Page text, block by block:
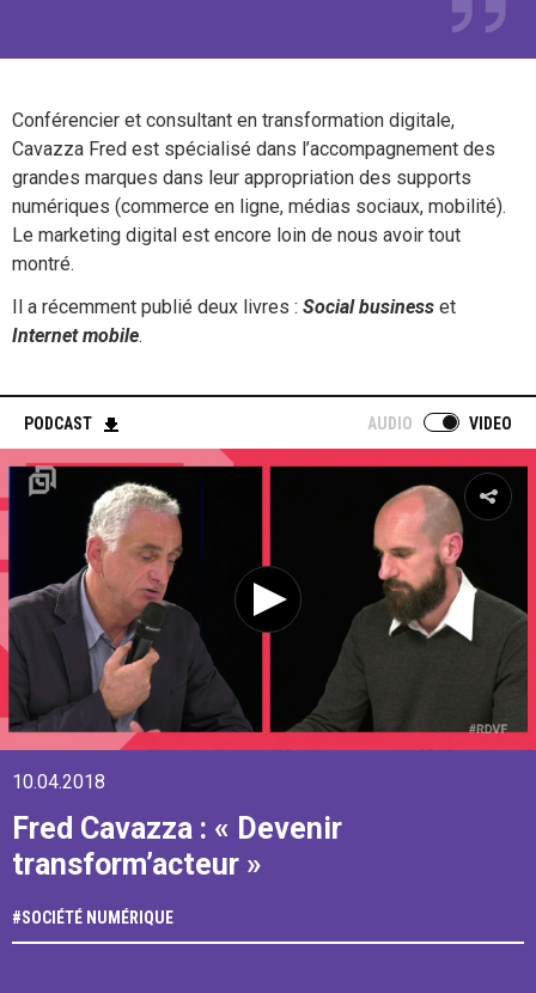
Conférencier et consultant en transformation digitale,
Cavazza Fred est spécialisé dans l’accompagnement des
grandes marques dans leur appropriation des supports
numériques (commerce en ligne, médias sociaux, mobilité).
Le marketing digital est encore loin de nous avoir tout
montré.
Il a récemment publié deux livres : Social business et
Internet mobile.
PODCAST AUDIO VIDEO
10.04.2018
Fred Cavazza : « Devenir
transform’acteur »
#SOCIÉTÉ NUMÉRIQUE